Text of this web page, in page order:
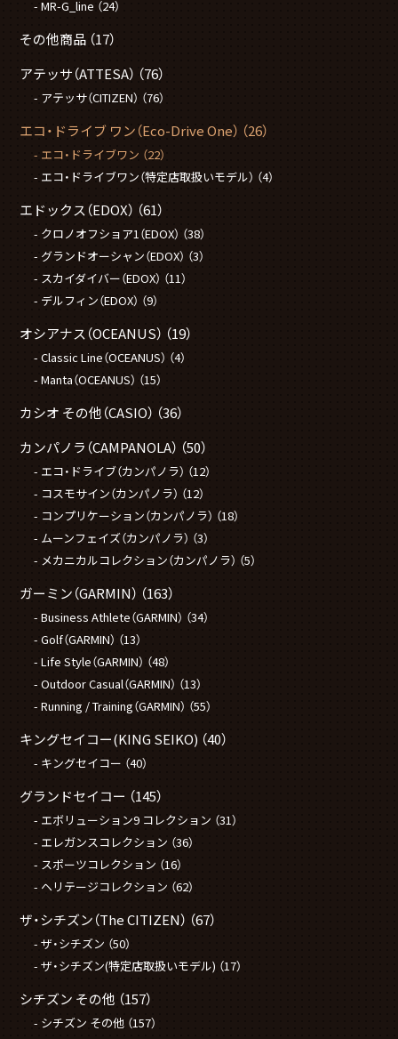
MR-G_line （24）
その他商品 （17）
アテッサ（ATTESA） （76）
アテッサ（CITIZEN） （76）
エコ・ドライブ ワン（Eco-Drive One） （26）
エコ・ドライブワン （22）
エコ・ドライブワン（特定店取扱いモデル） （4）
エドックス（EDOX） （61）
クロノオフショア1（EDOX） （38）
グランドオーシャン（EDOX） （3）
スカイダイバー（EDOX） （11）
デルフィン（EDOX） （9）
オシアナス（OCEANUS） （19）
Classic Line（OCEANUS） （4）
Manta（OCEANUS） （15）
カシオ その他（CASIO） （36）
カンパノラ（CAMPANOLA） （50）
エコ・ドライブ（カンパノラ） （12）
コスモサイン（カンパノラ） （12）
コンプリケーション（カンパノラ） （18）
ムーンフェイズ（カンパノラ） （3）
メカニカルコレクション（カンパノラ） （5）
ガーミン（GARMIN） （163）
Business Athlete（GARMIN） （34）
Golf（GARMIN） （13）
Life Style（GARMIN） （48）
Outdoor Casual（GARMIN） （13）
Running / Training（GARMIN） （55）
キングセイコー(KING SEIKO) （40）
キングセイコー （40）
グランドセイコー （145）
エボリューション9 コレクション （31）
エレガンスコレクション （36）
スポーツコレクション （16）
ヘリテージコレクション （62）
ザ・シチズン（The CITIZEN） （67）
ザ・シチズン （50）
ザ・シチズン(特定店取扱いモデル) （17）
シチズン その他 （157）
シチズン その他 （157）